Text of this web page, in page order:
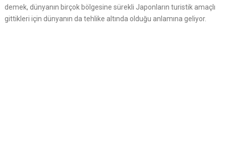
demek, dünyanın birçok bölgesine sürekli Japonların turistik amaçlı
gittikleri için dünyanın da tehlike altında olduğu anlamına geliyor.